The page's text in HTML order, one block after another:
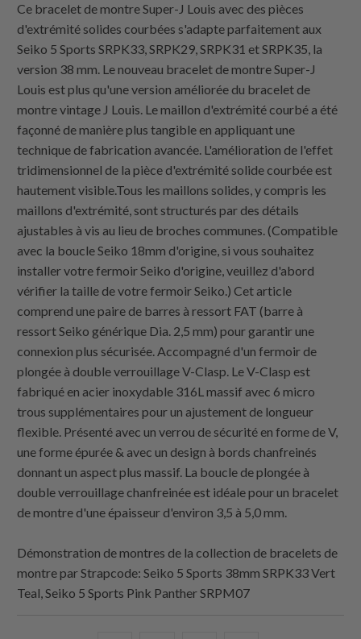
Ce bracelet de montre Super-J Louis avec des pièces
d'extrémité solides courbées s'adapte parfaitement aux
Seiko 5 Sports SRPK33, SRPK29, SRPK31 et SRPK35, la
version 38 mm. Le nouveau bracelet de montre Super-J
Louis est plus qu'une version améliorée du bracelet de
montre vintage J Louis. Le maillon d'extrémité courbé a été
façonné de manière plus tangible en appliquant une
technique de fabrication avancée. L'amélioration de l'effet
tridimensionnel de la pièce d'extrémité solide courbée est
hautement visible.Tous les maillons solides, y compris les
maillons d'extrémité, sont structurés par des détails
ajustables à vis au lieu de broches communes. (Compatible
avec la boucle Seiko 18mm d'origine, si vous souhaitez
installer votre fermoir Seiko d'origine, veuillez d'abord
vérifier la taille de votre fermoir Seiko.) Cet article
comprend une paire de barres à ressort FAT (barre à
ressort Seiko générique Dia. 2,5 mm) pour garantir une
connexion plus sécurisée. Accompagné d'un fermoir de
plongée à double verrouillage V-Clasp. Le V-Clasp est
fabriqué en acier inoxydable 316L massif avec 6 micro
trous supplémentaires pour un ajustement de longueur
flexible. Présenté avec un verrou de sécurité en forme de V,
une forme épurée & avec un design à bords chanfreinés
donnant un aspect plus massif. La boucle de plongée à
double verrouillage chanfreinée est idéale pour un bracelet
de montre d'une épaisseur d'environ 3,5 à 5,0 mm.
Démonstration de montres de la collection de bracelets de
montre parStrapcode: Seiko 5 Sports 38mm SRPK33 Vert
Teal, Seiko 5 Sports Pink Panther SRPM07